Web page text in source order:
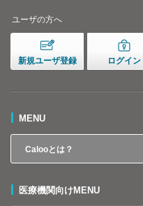
ユーザの方へ
新規ユーザ登録 ログイン
MENU
Calooとは？
医療機関向けMENU